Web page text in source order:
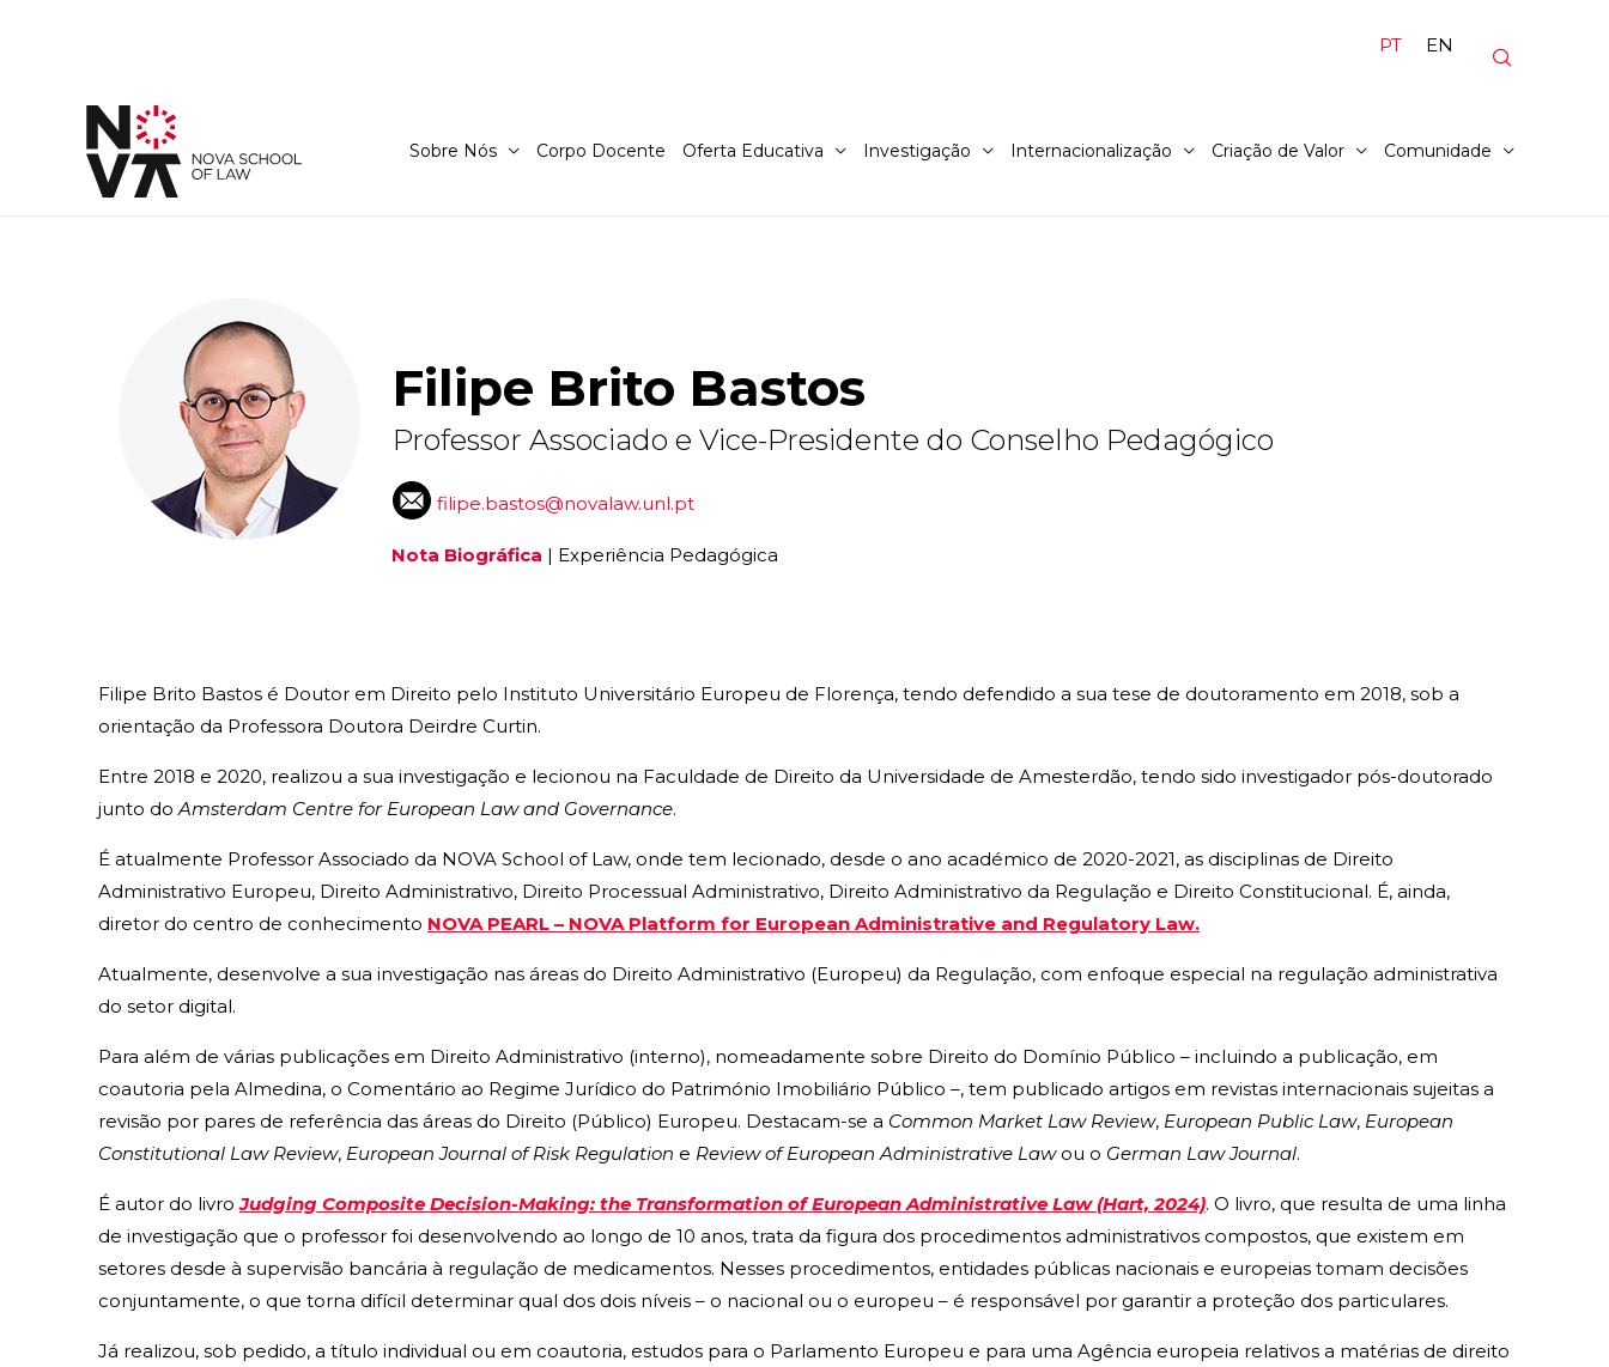
PT EN
Sobre Nós Corpo Docente Oferta Educativa Investigação Internacionalização Criação de Valor Comunidade
Filipe Brito Bastos
Professor Associado e Vice-Presidente do Conselho Pedagógico
filipe.bastos@novalaw.unl.pt
Nota Biográfica | Experiência Pedagógica
Filipe Brito Bastos é Doutor em Direito pelo Instituto Universitário Europeu de Florença, tendo defendido a sua tese de doutoramento em 2018, sob a
orientação da Professora Doutora Deirdre Curtin.
Entre 2018 e 2020, realizou a sua investigação e lecionou na Faculdade de Direito da Universidade de Amesterdão, tendo sido investigador pós-doutorado
junto doAmsterdam Centre for European Law and Governance.
É atualmente Professor Associado da NOVA School of Law, onde tem lecionado, desde o ano académico de 2020-2021, as disciplinas de Direito
Administrativo Europeu, Direito Administrativo, Direito Processual Administrativo, Direito Administrativo da Regulação e Direito Constitucional. É, ainda,
diretor do centro de conhecimento NOVA PEARL – NOVA Platform for European Administrative and Regulatory Law.
Atualmente, desenvolve a sua investigação nas áreas do Direito Administrativo (Europeu) da Regulação, com enfoque especial na regulação administrativa
do setor digital.
Para além de várias publicações em Direito Administrativo (interno), nomeadamente sobre Direito do Domínio Público – incluindo a publicação, em
coautoria pela Almedina, o Comentário ao Regime Jurídico do Património Imobiliário Público –, tem publicado artigos em revistas internacionais sujeitas a
revisão por pares de referência das áreas do Direito (Público) Europeu. Destacam-se a Common Market Law Review, European Public Law, European
Constitutional Law Review, European Journal of Risk Regulation e Review of European Administrative Lawou o German Law Journal.
É autor do livroJudging Composite Decision-Making: the Transformation of European Administrative Law (Hart, 2024). O livro, que resulta de uma linha
de investigação que o professor foi desenvolvendo ao longo de 10 anos, trata da figura dos procedimentos administrativos compostos, que existem em
setores desde à supervisão bancária à regulação de medicamentos. Nesses procedimentos, entidades públicas nacionais e europeias tomam decisões
conjuntamente, o que torna difícil determinar qual dos dois níveis – o nacional ou o europeu – é responsável por garantir a proteção dos particulares.
Já realizou, sob pedido, a título individual ou em coautoria, estudos para o Parlamento Europeu e para uma Agência europeia relativos a matérias de direito